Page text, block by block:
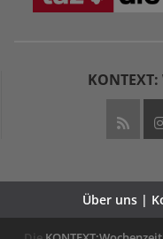
KONTEXT:
Über uns |